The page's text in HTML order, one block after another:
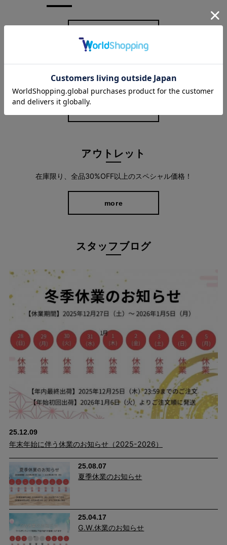
360°どこから見ても美脚を叶えるシルエット
見せるこだわりシルエット。 後ろにデザインされたポケットがヒ
新着商品
アウトレット
在庫限り、全品30%OFF以上のスペシャル価格！
more
スタッフブログ
25.12.09
年末年始に伴う休業のお知らせ（2025-2026）
25.08.07
夏季休業のお知らせ
25.04.17
G.W.休業のお知らせ